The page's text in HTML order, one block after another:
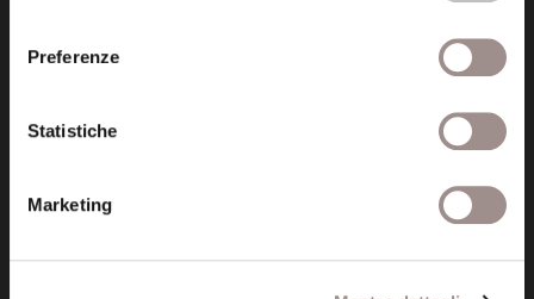
Preferenze
Statistiche
Marketing
fondazionecollegiosancarlo@legalmail.it